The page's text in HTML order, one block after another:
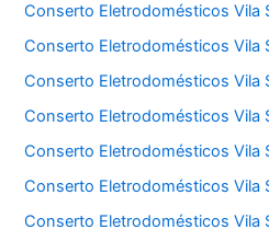
Conserto Eletrodomésticos Vila
Conserto Eletrodomésticos Vila
Conserto Eletrodomésticos Vila
Conserto Eletrodomésticos Vila
Conserto Eletrodomésticos Vila
Conserto Eletrodomésticos Vila
Conserto Eletrodomésticos Vila